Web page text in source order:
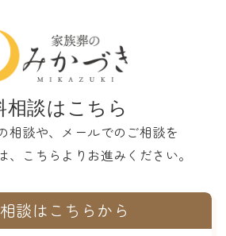
相談はこちら
相談や、メールでのご相談を
、こちらよりお進みください。
談はこちらから